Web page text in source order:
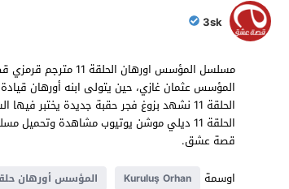
3sk
المؤسس عثمان غازي، حين يتولى ابنه أورهان قيادة
الحلقة 11 نشهد بزوغ فجر حقبة جديدة
قصة عشق.
اوسمة
Kuruluş Orhan المؤسس أورهان حلقة